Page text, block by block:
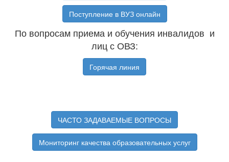
Поступление в ВУЗ онлайн
По вопросам приема и обучения инвалидов и
лиц с ОВЗ:
Горячая линия
ЧАСТО ЗАДАВАЕМЫЕ ВОПРОСЫ
Мониторинг качества образовательных услуг